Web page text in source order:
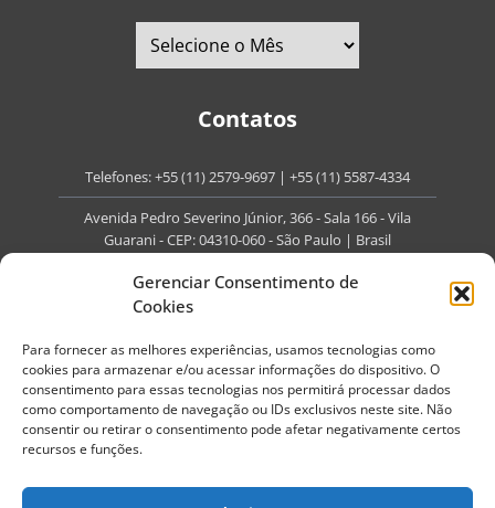
Gerenciar Consentimento de
Cookies
Para fornecer as melhores experiências, usamos tecnologias como
cookies para armazenar e/ou acessar informações do dispositivo. O
consentimento para essas tecnologias nos permitirá processar dados
como comportamento de navegação ou IDs exclusivos neste site. Não
consentir ou retirar o consentimento pode afetar negativamente certos
recursos e funções.
Contatos
Telefones:+55 (11) 2579-9697 | +55 (11) 5587-4334
Avenida Pedro Severino Júnior, 366 - Sala 166 - Vila
Guarani - CEP: 04310-060 - São Paulo | Brasil
contato@portaldoenvelhecimento.com.br
Redes Sociais